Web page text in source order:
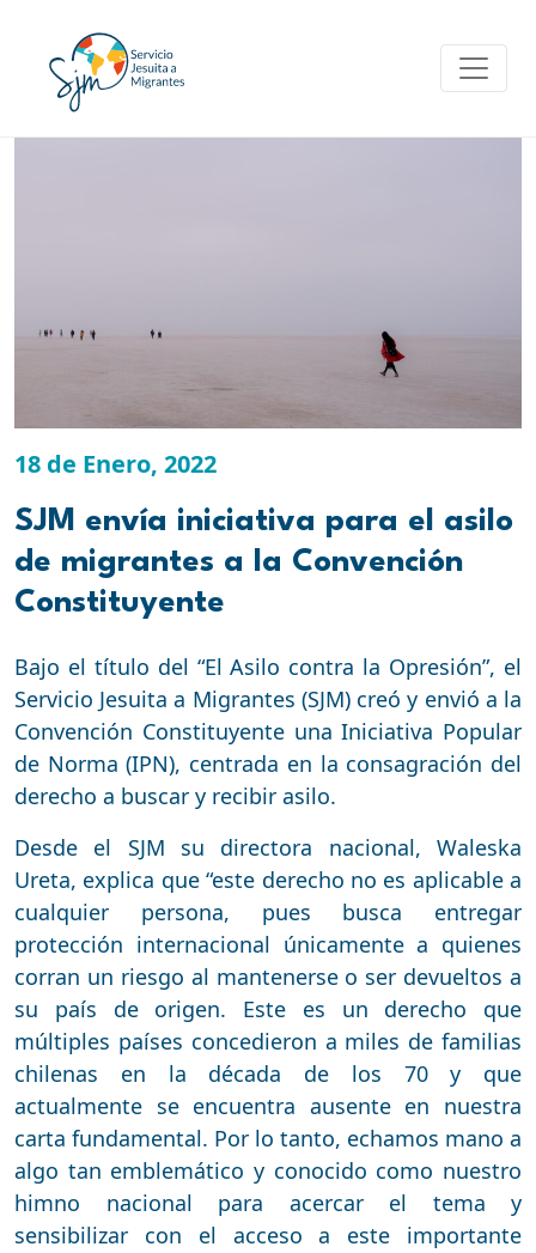
content
18 de Enero, 2022
SJM envía iniciativa para el asilo
de migrantes a la Convención
Constituyente
Bajo el título del “El Asilo contra la Opresión”, el
Servicio Jesuita a Migrantes (SJM) creó y envió a la
Convención Constituyente una Iniciativa Popular
de Norma (IPN), centrada en la consagración del
derecho a buscar y recibir asilo.
Desde el SJM su directora nacional, Waleska
Ureta, explica que “este derecho no es aplicable a
cualquier persona, pues busca entregar
protección internacional únicamente a quienes
corran un riesgo al mantenerse o ser devueltos a
su país de origen. Este es un derecho que
múltiples países concedieron a miles de familias
chilenas en la década de los 70 y que
actualmente se encuentra ausente en nuestra
carta fundamental. Por lo tanto, echamos mano a
algo tan emblemático y conocido como nuestro
himno nacional para acercar el tema y
sensibilizar con el acceso a este importante